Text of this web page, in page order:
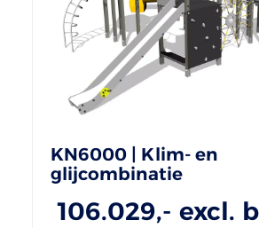
KN6000 | Klim- en
glijcombinatie
106.029,- excl.